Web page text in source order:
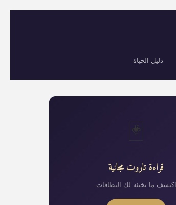
دليل الحياة
🃏
قراءة تاروت مجانية
اكتشف ما تخبئه لك البطاقات